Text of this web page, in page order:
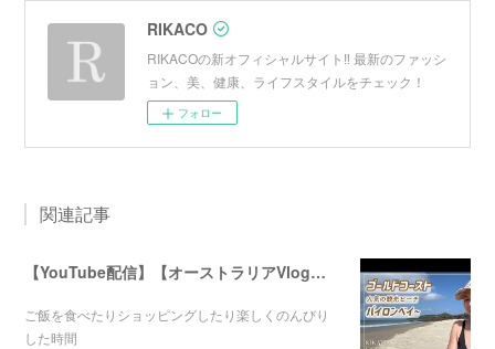
RIKACO
RIKACOの新オフィシャルサイト‼︎ 最新のファッシ
ョン、美、健康、ライフスタイルをチェック！
フォロー
関連記事
【YouTube配信】【オーストラリアVlog】オシャレで人気のバイロンベイ〜
ご飯を食べたりショッピングしたり楽しくのんびり
した時間